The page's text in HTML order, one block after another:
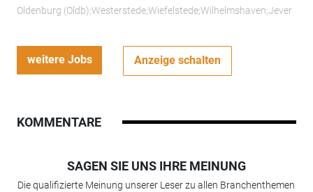
Oldenburg (Oldb);Westerstede;Wiefelstede;Wilhelmshaven;Jever
weitere Jobs Anzeige schalten
KOMMENTARE
SAGEN SIE UNS IHRE MEINUNG
Die qualifizierte Meinung unserer Leser zu allen Branchenthemen